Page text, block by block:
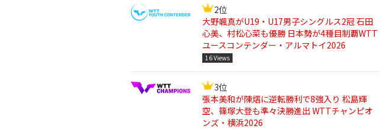
2位
大野颯真がU19・U17男子シングルス2冠 石田
心美、村松心菜も優勝 日本勢が4種目制覇WTT
ユースコンテンダー・アルマトイ2026
16 Views
3位
張本美和が陳熠に逆転勝利で8強入り 松島輝
空、篠塚大登も準々決勝進出 WTTチャンピオ
ンズ・横浜2026